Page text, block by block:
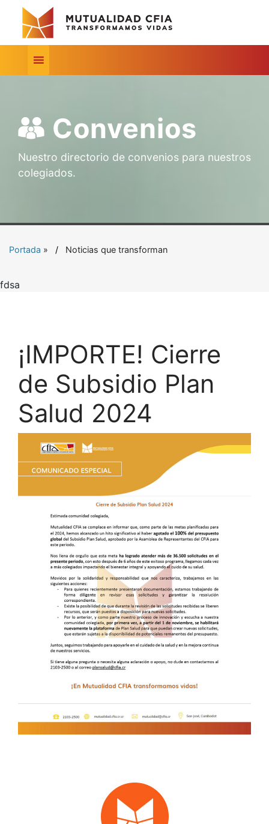
Convenios
Nuestro directorio de convenios para nuestros
colegiados.
Portada » Noticias que transforman
fdsa
¡IMPORTE! Cierre
de Subsidio Plan
Salud 2024